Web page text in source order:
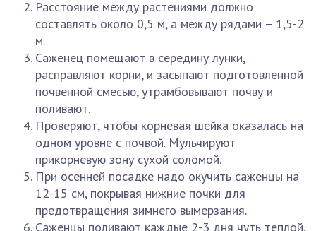
Расстояние между растениями должно
составлять около 0,5 м, а между рядами – 1,5-2
м.
Саженец помещают в середину лунки,
расправляют корни, и засыпают подготовленной
почвенной смесью, утрамбовывают почву и
поливают.
Проверяют, чтобы корневая шейка оказалась на
одном уровне с почвой. Мульчируют
прикорневую зону сухой соломой.
При осенней посадке надо окучить саженцы на
12-15 см, покрывая нижние почки для
предотвращения зимнего вымерзания.
Саженцы поливают каждые 2-3 дня чуть теплой,